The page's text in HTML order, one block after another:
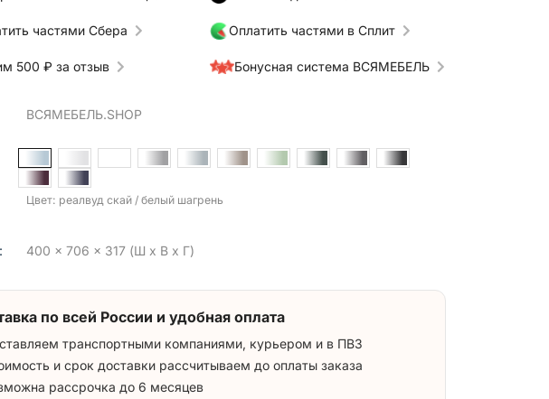
частями Сбера Оплатить частями в Сплит
500 ₽ за отзыв Бонусная система ВСЯМЕБЕЛЬ
ВСЯМЕБЕЛЬ.SHOP
Цвет: реалвуд скай / белый шагрень
400 x 706 x 317 (Ш x В x Г)
по всей России и удобная оплата
транспортными компаниями, курьером и в ПВЗ
и срок доставки рассчитываем до оплаты заказа
рассрочка до 6 месяцев